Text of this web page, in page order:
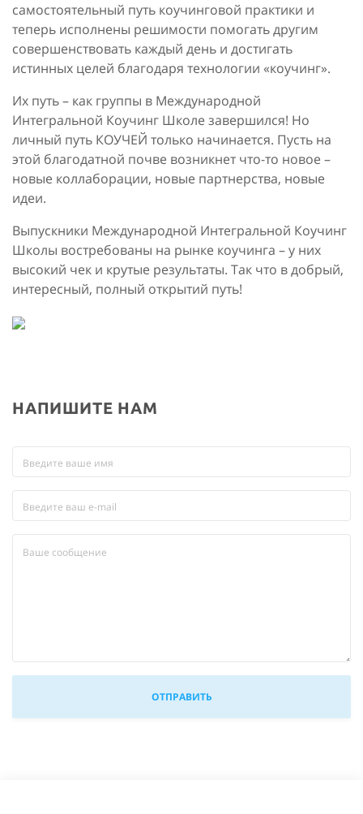
самостоятельный путь коучинговой практики и
теперь исполнены решимости помогать другим
совершенствовать каждый день и достигать
истинных целей благодаря технологии «коучинг».
Их путь – как группы в Международной
Интегральной Коучинг Школе завершился! Но
личный путь КОУЧЕЙ только начинается. Пусть на
этой благодатной почве возникнет что-то новое –
новые коллаборации, новые партнерства, новые
идеи.
Выпускники Международной Интегральной Коучинг
Школы востребованы на рынке коучинга – у них
высокий чек и крутые результаты. Так что в добрый,
интересный, полный открытий путь!
НАПИШИТЕ НАМ